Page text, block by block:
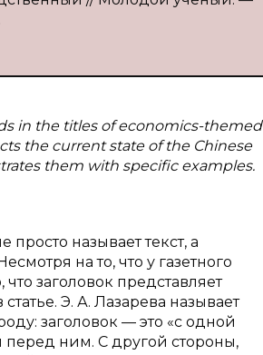
in the titles of economics-themed
the current state of the Chinese
them with specific examples.
называет текст, а
на то, что у газетного
заголовок представляет
Э. А. Лазарева называет
заголовок — это «с одной
перед ним. С другой стороны,